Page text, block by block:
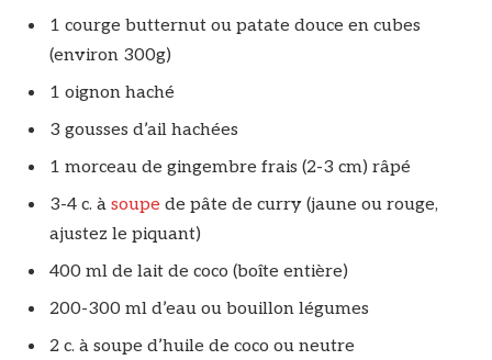
1 courge butternut ou patate douce en cubes
(environ 300g)
1 oignon haché
3 gousses d’ail hachées
1 morceau de gingembre frais (2-3 cm) râpé
3-4 c. à soupe de pâte de curry (jaune ou rouge,
ajustez le piquant)
400 ml de lait de coco (boîte entière)
200-300 ml d’eau ou bouillon légumes
2 c. à soupe d’huile de coco ou neutre